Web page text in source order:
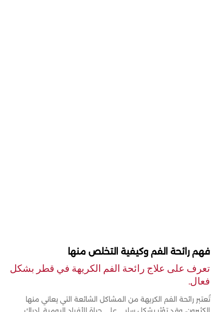
فهم رائحة الفم وكيفية التخلص منها
تعرف على علاج رائحة الفم الكريهة في قطر بشكل
فعال.
تُعتبر رائحة الفم الكريهة من المشاكل الشائعة التي يعاني منها